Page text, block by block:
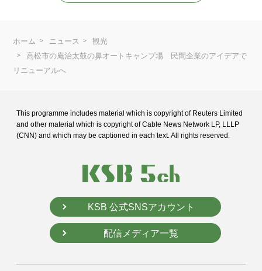
ホーム ニュース
観光
高松市の庵治太鼓の鼻オートキャンプ場 民間企業のアイデアで
リニューアルへ
This programme includes material which is copyright of Reuters Limited
and other material which is copyright of Cable News Network LP, LLLP
(CNN) and which may be captioned in each text. All rights reserved.
KSB 公式SNSアカウント
配信メディア一覧